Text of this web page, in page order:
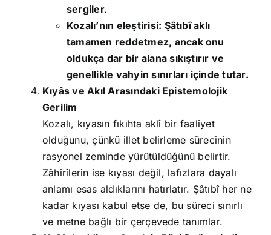
sergiler.
Kozalı’nın eleştirisi: Şâtıbî aklı
tamamen reddetmez, ancak onu
oldukça dar bir alana sıkıştırır ve
genellikle vahyin sınırları içinde tutar.
Kıyâs ve Akıl Arasındaki Epistemolojik
Gerilim
Kozalı, kıyasın fıkıhta aklî bir faaliyet
olduğunu, çünkü illet belirleme sürecinin
rasyonel zeminde yürütüldüğünü belirtir.
Zâhirîlerin ise kıyası değil, lafızlara dayalı
anlamı esas aldıklarını hatırlatır. Şâtıbî her ne
kadar kıyası kabul etse de, bu süreci sınırlı
ve metne bağlı bir çerçevede tanımlar.